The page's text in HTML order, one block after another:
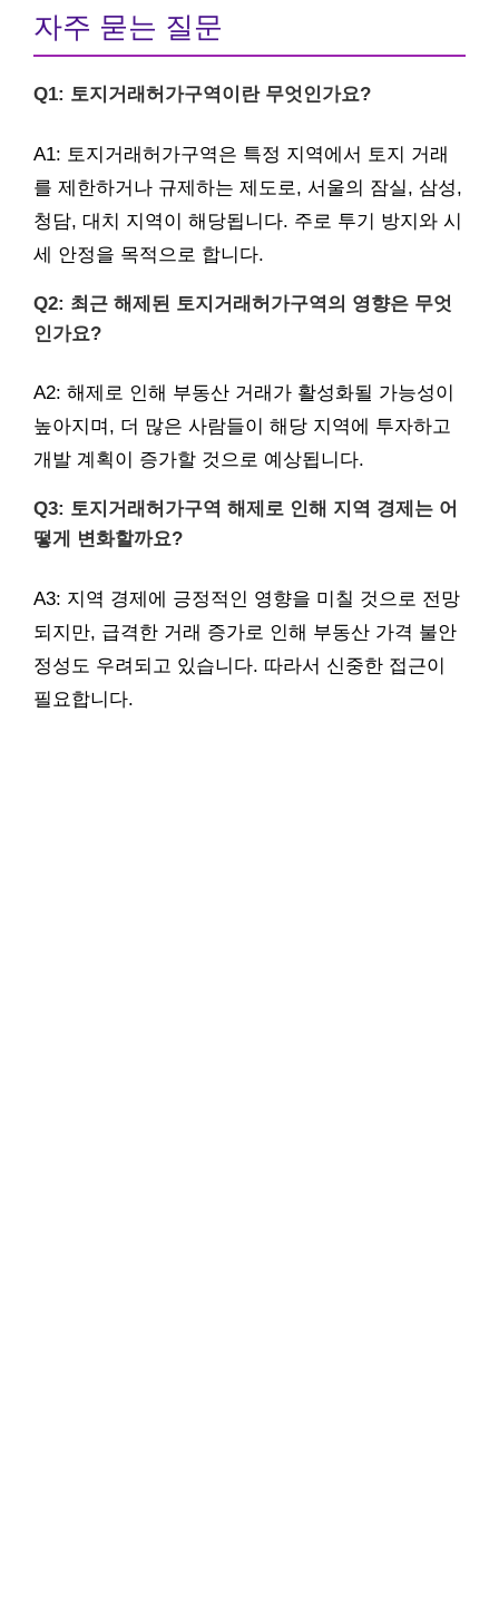
자주 묻는 질문
Q1: 토지거래허가구역이란 무엇인가요?
A1: 토지거래허가구역은 특정 지역에서 토지 거래
를 제한하거나 규제하는 제도로, 서울의 잠실, 삼성,
청담, 대치 지역이 해당됩니다. 주로 투기 방지와 시
세 안정을 목적으로 합니다.
Q2: 최근 해제된 토지거래허가구역의 영향은 무엇
인가요?
A2: 해제로 인해 부동산 거래가 활성화될 가능성이
높아지며, 더 많은 사람들이 해당 지역에 투자하고
개발 계획이 증가할 것으로 예상됩니다.
Q3: 토지거래허가구역 해제로 인해 지역 경제는 어
떻게 변화할까요?
A3: 지역 경제에 긍정적인 영향을 미칠 것으로 전망
되지만, 급격한 거래 증가로 인해 부동산 가격 불안
정성도 우려되고 있습니다. 따라서 신중한 접근이
필요합니다.